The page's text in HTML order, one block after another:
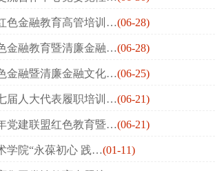
色金融教育高管培训…(06-28)
金融教育暨清廉金融…(06-28)
金融暨清廉金融文化…(06-25)
届人大代表履职培训…(06-21)
党建联盟红色教育暨…(06-21)
学院“永葆初心 践…(01-11)